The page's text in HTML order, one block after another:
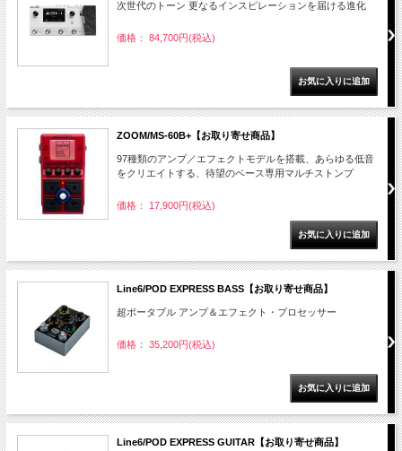
次世代のトーン 更なるインスピレーションを届ける進化
価格： 84,700円(税込)
ZOOM/MS-60B+【お取り寄せ商品】
97種類のアンプ／エフェクトモデルを搭載、あらゆる低音
をクリエイトする、待望のベース専用マルチストンプ
価格： 17,900円(税込)
Line6/POD EXPRESS BASS【お取り寄せ商品】
超ポータブル アンプ＆エフェクト・プロセッサー
価格： 35,200円(税込)
Line6/POD EXPRESS GUITAR【お取り寄せ商品】